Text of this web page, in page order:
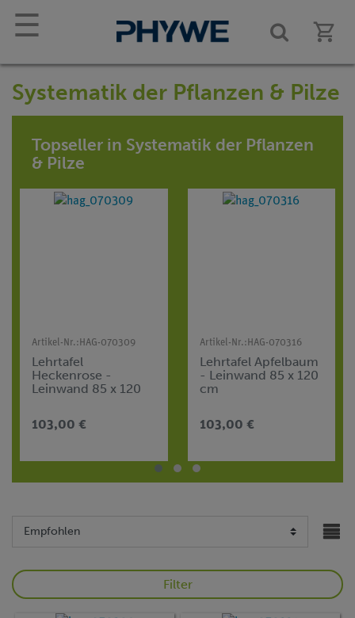
☰
Systematik der Pflanzen & Pilze
Topseller in Systematik der Pflanzen
& Pilze
Artikel-Nr.: HAG-070309
Lehrtafel
Heckenrose -
Leinwand 85 x 120
103,00 €
Artikel-Nr.: HAG-070316
Lehrtafel Apfelbaum
- Leinwand 85 x 120
cm
103,00 €
Filter